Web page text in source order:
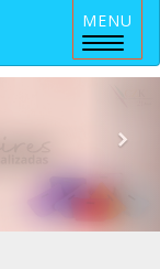
MENU
Menu